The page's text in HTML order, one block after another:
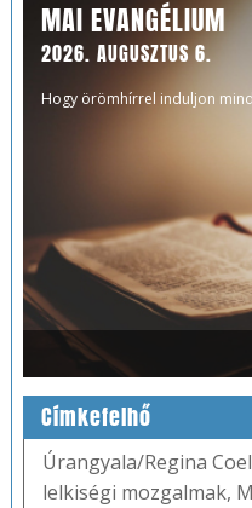
MAI EVANGÉLIUM
2026. AUGUSZTUS 6.
Hogy örömhírrel induljon
Címkefelhő
Úrangyala/Regina
lelkiségi mozgalmak,